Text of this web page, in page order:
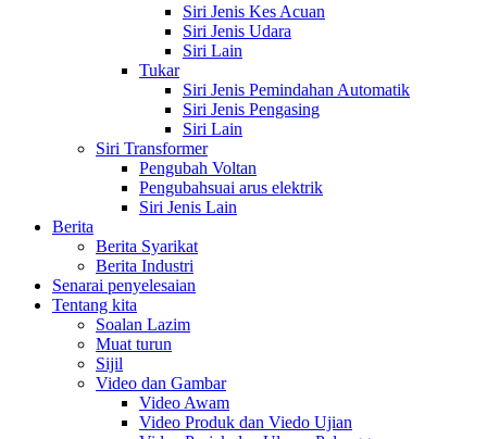
Siri Jenis Kes Acuan
Siri Jenis Udara
Siri Lain
Tukar
Siri Jenis Pemindahan Automatik
Siri Jenis Pengasing
Siri Lain
Siri Transformer
Pengubah Voltan
Pengubahsuai arus elektrik
Siri Jenis Lain
Berita
Berita Syarikat
Berita Industri
Senarai penyelesaian
Tentang kita
Soalan Lazim
Muat turun
Sijil
Video dan Gambar
Video Awam
Video Produk dan Viedo Ujian